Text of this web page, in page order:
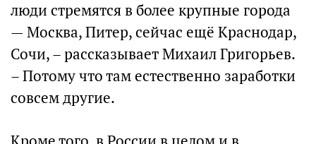
люди стремятся в более крупные города
— Москва, Питер, сейчас ещё Краснодар,
Сочи, – рассказывает Михаил Григорьев.
– Потому что там естественно заработки
совсем другие.